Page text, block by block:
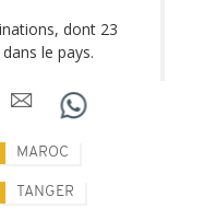
dont 23
le pays.
MAROC
TANGER